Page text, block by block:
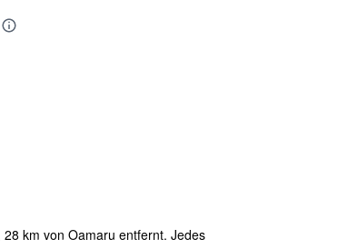
km von Oamaru entfernt. Jedes